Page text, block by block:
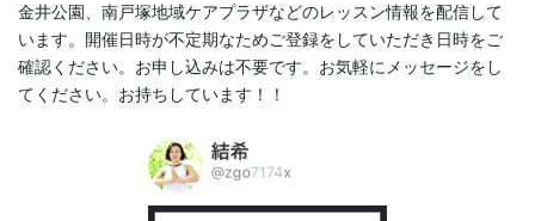
金井公園、南戸塚地域ケアプラザなどのレッスン情報を配信して
います。開催日時が不定期なためご登録をしていただき日時をご
確認ください。お申し込みは不要です。お気軽にメッセージをし
てください。お持ちしています！！